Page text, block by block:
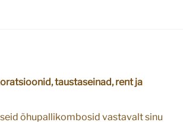
taustaseinad, rent ja
õhupallikombosid vastavalt sinu